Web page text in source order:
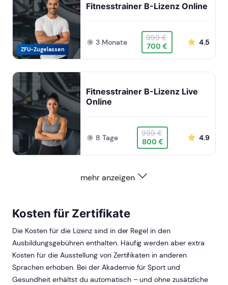
ZFU-Zugelassen
Fitnesstrainer B-Lizenz Online
3 Monate
999 €
700 €
4.5
Fitnesstrainer B-Lizenz Live
Online
8 Tage
999 €
800 €
4.9
mehr anzeigen
Kosten für Zertifikate
Die Kosten für die Lizenz sind in der Regel in den
Ausbildungsgebühren enthalten. Häufig werden aber extra
Kosten für die Ausstellung von Zertifikaten in anderen
Sprachen erhoben. Bei der Akademie für Sport und
Gesundheit erhältst du automatisch – und ohne zusätzliche